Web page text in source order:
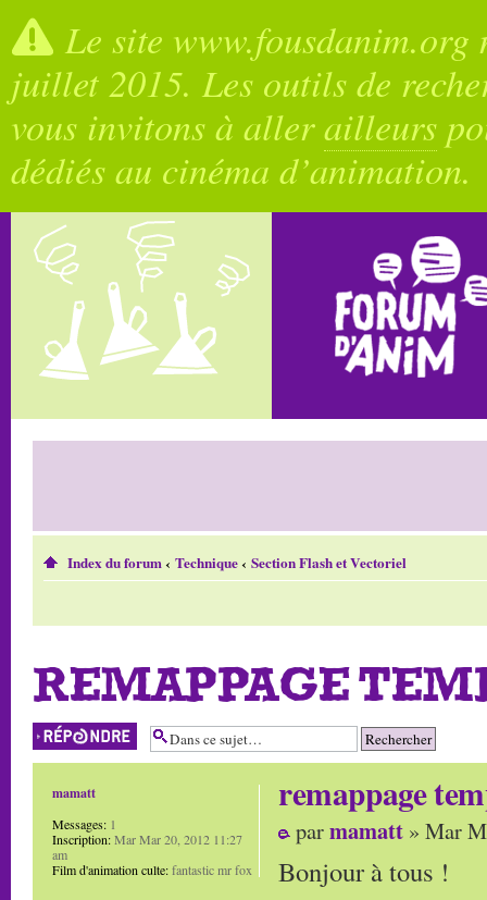
Le site
juillet 2015. Les outils de
vous invitons à allerailleurs
dédiés au cinéma d’animation.
Index du forum‹ Technique‹ Section Flash et Vectoriel
REMAPPAGE
Répondre
remappage
parmamatt » Mar
Bonjour à tous !
mamatt
Messages: 1
Inscription:Mar Mar 20, 2012 11:27
am
Film d'animation culte:fantastic mr fox